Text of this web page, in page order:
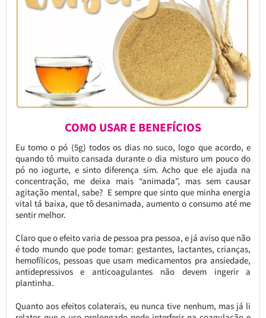
COMO USAR E BENEFÍCIOS
Eu tomo o pó (5g) todos os dias no suco, logo que acordo, e
quando tô muito cansada durante o dia misturo um pouco do
pó no iogurte, e sinto diferença sim. Acho que ele ajuda na
concentração, me deixa mais “animada”, mas sem causar
agitação mental, sabe? E sempre que sinto que minha energia
vital tá baixa, que tô desanimada, aumento o consumo até me
sentir melhor.
Claro que o efeito varia de pessoa pra pessoa, e já aviso que não
é todo mundo que pode tomar: gestantes, lactantes, crianças,
hemofílicos, pessoas que usam medicamentos pra ansiedade,
antidepressivos e anticoagulantes não devem ingerir a
plantinha.
Quanto aos efeitos colaterais, eu nunca tive nenhum, mas já li